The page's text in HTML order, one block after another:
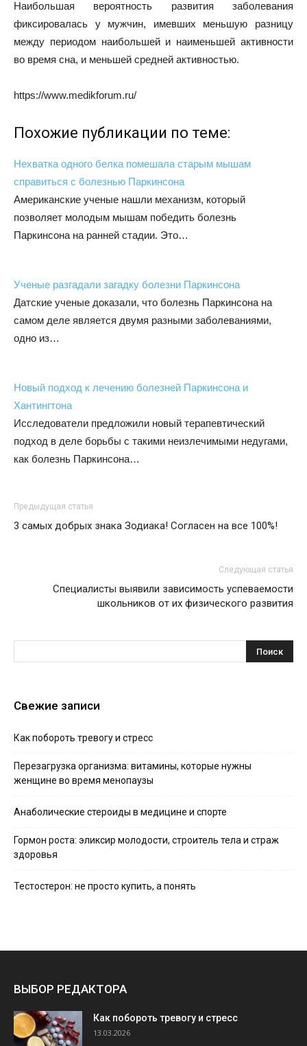
Наибольшая вероятность развития заболевания
фиксировалась у мужчин, имевших меньшую разницу
между периодом наибольшей и наименьшей активности
во время сна, и меньшей средней активностью.
https://www.medikforum.ru/
Похожие публикации по теме:
Нехватка одного белка помешала старым мышам
справиться с болезнью Паркинсона
Американские ученые нашли механизм, который
позволяет молодым мышам победить болезнь
Паркинсона на ранней стадии. Это…
Ученые разгадали загадку болезни Паркинсона
Датские ученые доказали, что болезнь Паркинсона на
самом деле является двумя разными заболеваниями,
одно из…
Новый подход к лечению болезней Паркинсона и
Хантингтона
Исследователи предложили новый терапевтический
подход в деле борьбы с такими неизлечимыми недугами,
как болезнь Паркинсона…
Предыдущая статья
3 самых добрых знака Зодиака! Согласен на все 100%!
Следующая статья
Специалисты выявили зависимость успеваемости
школьников от их физического развития
Свежие записи
Как побороть тревогу и стресс
Перезагрузка организма: витамины, которые нужны
женщине во время менопаузы
Анаболические стероиды в медицине и спорте
Гормон роста: эликсир молодости, строитель тела и страж
здоровья
Тестостерон: не просто купить, а понять
ВЫБОР РЕДАКТОРА
Как побороть тревогу и стресс
13.03.2026